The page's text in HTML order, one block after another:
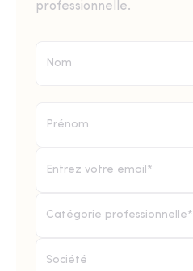
professionnelle.
Catégorie professionnelle*